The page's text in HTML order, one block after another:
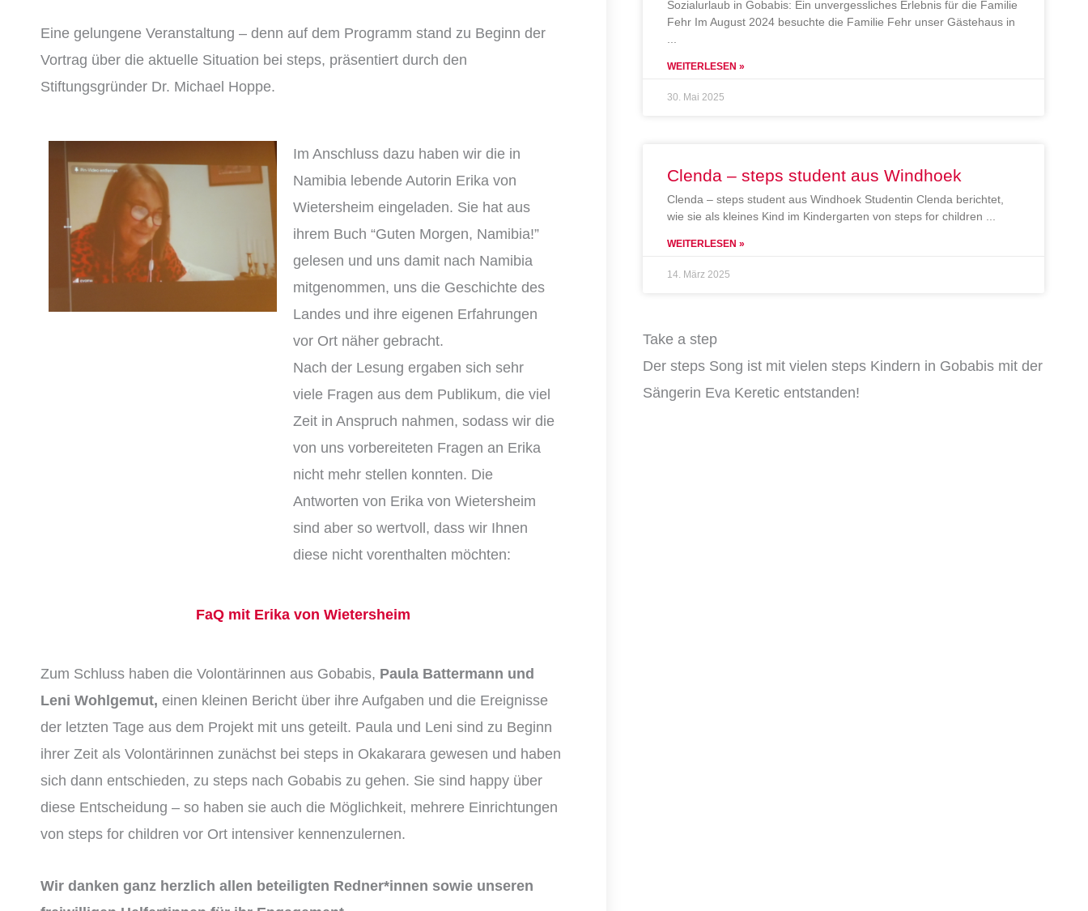
Eine gelungene Veranstaltung – denn auf dem Programm stand zu Beginn der
Vortrag über die aktuelle Situation bei steps, präsentiert durch den
Stiftungsgründer Dr. Michael Hoppe.
Im Anschluss dazu haben wir die in
Namibia lebende Autorin Erika von
Wietersheim eingeladen. Sie hat aus
ihrem Buch “Guten Morgen, Namibia!”
gelesen und uns damit nach Namibia
mitgenommen, uns die Geschichte des
Landes und ihre eigenen Erfahrungen
vor Ort näher gebracht.
Nach der Lesung ergaben sich sehr
viele Fragen aus dem Publikum, die viel
Zeit in Anspruch nahmen, sodass wir die
von uns vorbereiteten Fragen an Erika
nicht mehr stellen konnten. Die
Antworten von Erika von Wietersheim
sind aber so wertvoll, dass wir Ihnen
diese nicht vorenthalten möchten:
FaQ mit Erika von Wietersheim
Zum Schluss haben die Volontärinnen aus Gobabis, Paula Battermann und
Leni Wohlgemut, einen kleinen Bericht über ihre Aufgaben und die Ereignisse
der letzten Tage aus dem Projekt mit uns geteilt. Paula und Leni sind zu Beginn
ihrer Zeit als Volontärinnen zunächst bei steps in Okakarara gewesen und haben
sich dann entschieden, zu steps nach Gobabis zu gehen. Sie sind happy über
diese Entscheidung – so haben sie auch die Möglichkeit, mehrere Einrichtungen
von steps for children vor Ort intensiver kennenzulernen.
Wir danken ganz herzlich allen beteiligten Redner*innen sowie unseren
Sozialurlaub in Gobabis: Ein unvergessliches Erlebnis für die Familie
Fehr Im August 2024 besuchte die Familie Fehr unser Gästehaus in
WEITERLESEN »
30. Mai 2025
Clenda – steps student aus Windhoek
Clenda – steps student aus Windhoek Studentin Clenda berichtet,
wie sie als kleines Kind im Kindergarten von steps for children
WEITERLESEN »
14. März 2025
Take a step
Der steps Song ist mit vielen steps Kindern in Gobabis mit der
Sängerin Eva Keretic entstanden!